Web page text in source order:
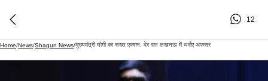
12
Home/News/Shagun News/मुख्यमंत्री योगी का सख्त एक्शन: देर रात लखनऊ में थर्राए अफसर